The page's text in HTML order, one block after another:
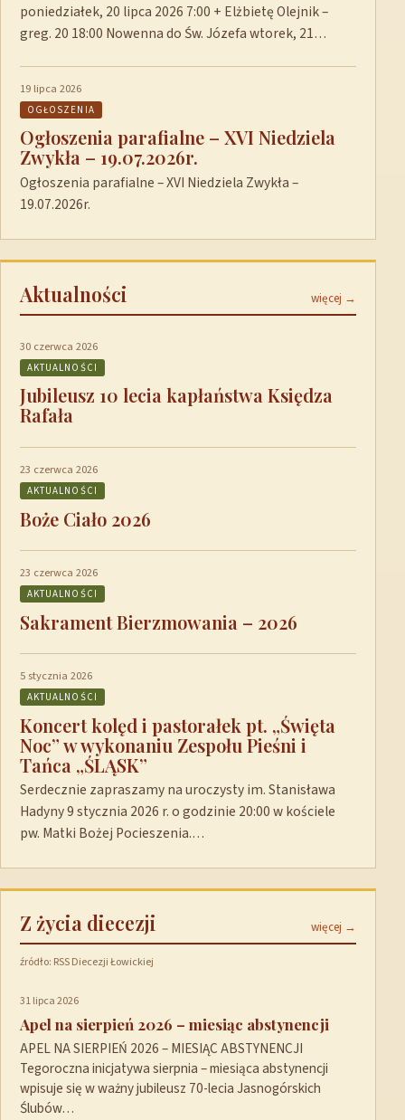
poniedziałek, 20 lipca 2026 7:00 + Elżbietę Olejnik –
greg. 20 18:00 Nowenna do Św. Józefa wtorek, 21…
19 lipca 2026
OGŁOSZENIA
Ogłoszenia parafialne – XVI Niedziela
Zwykła – 19.07.2026r.
Ogłoszenia parafialne – XVI Niedziela Zwykła –
19.07.2026r.
Aktualności więcej →
30 czerwca 2026
AKTUALNOŚCI
Jubileusz 10 lecia kapłaństwa Księdza
Rafała
23 czerwca 2026
AKTUALNOŚCI
Boże Ciało 2026
23 czerwca 2026
AKTUALNOŚCI
Sakrament Bierzmowania – 2026
5 stycznia 2026
AKTUALNOŚCI
Koncert kolęd i pastorałek pt. „Święta
Noc” w wykonaniu Zespołu Pieśni i
Tańca „ŚLĄSK”
Serdecznie zapraszamy na uroczysty im. Stanisława
Hadyny 9 stycznia 2026 r. o godzinie 20:00 w kościele
pw. Matki Bożej Pocieszenia.…
Z życia diecezji więcej →
źródło: RSS Diecezji Łowickiej
31 lipca 2026
Apel na sierpień 2026 – miesiąc abstynencji
APEL NA SIERPIEŃ 2026 – MIESIĄC ABSTYNENCJI
Tegoroczna inicjatywa sierpnia – miesiąca abstynencji
wpisuje się w ważny jubileusz 70-lecia Jasnogórskich
Ślubów…